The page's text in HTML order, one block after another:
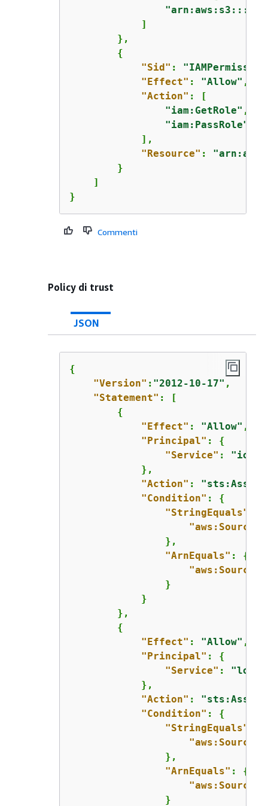
            ]
        },
{
"Sid" :
"Effect" : "Allow" ,
"Action" : [
"iam:GetRole" ,
"iam:PassRole"
            ],
"Resource" :
        }
    ]
}
Commenti
Policy di trust
JSON
{
"Version" : "2012-10-17" ,
"Statement" : [
{
"Effect" : "Allow" ,
"Principal" : {
"Service" :
            },
"Action" :
"Condition" : {
"StringEquals"
                },
"ArnEquals" : {
                }
            }
        },
{
"Effect" : "Allow" ,
"Principal" : {
"Service" :
            },
"Action" :
"Condition" : {
"StringEquals"
                },
"ArnEquals" : {
                }